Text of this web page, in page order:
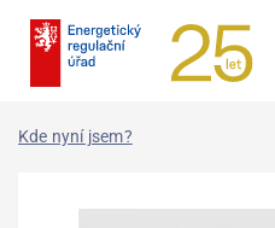
Kde nyní jsem?